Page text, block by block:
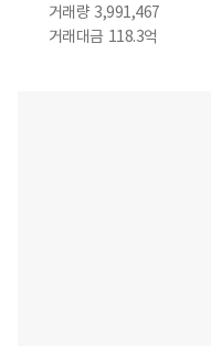
거래량 3,991,467
거래대금 118.3억